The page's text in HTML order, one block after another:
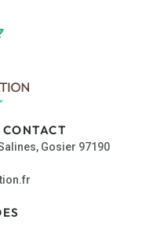
Gosier 97190